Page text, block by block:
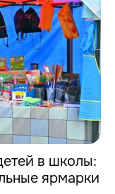
в школы:
ярмарки